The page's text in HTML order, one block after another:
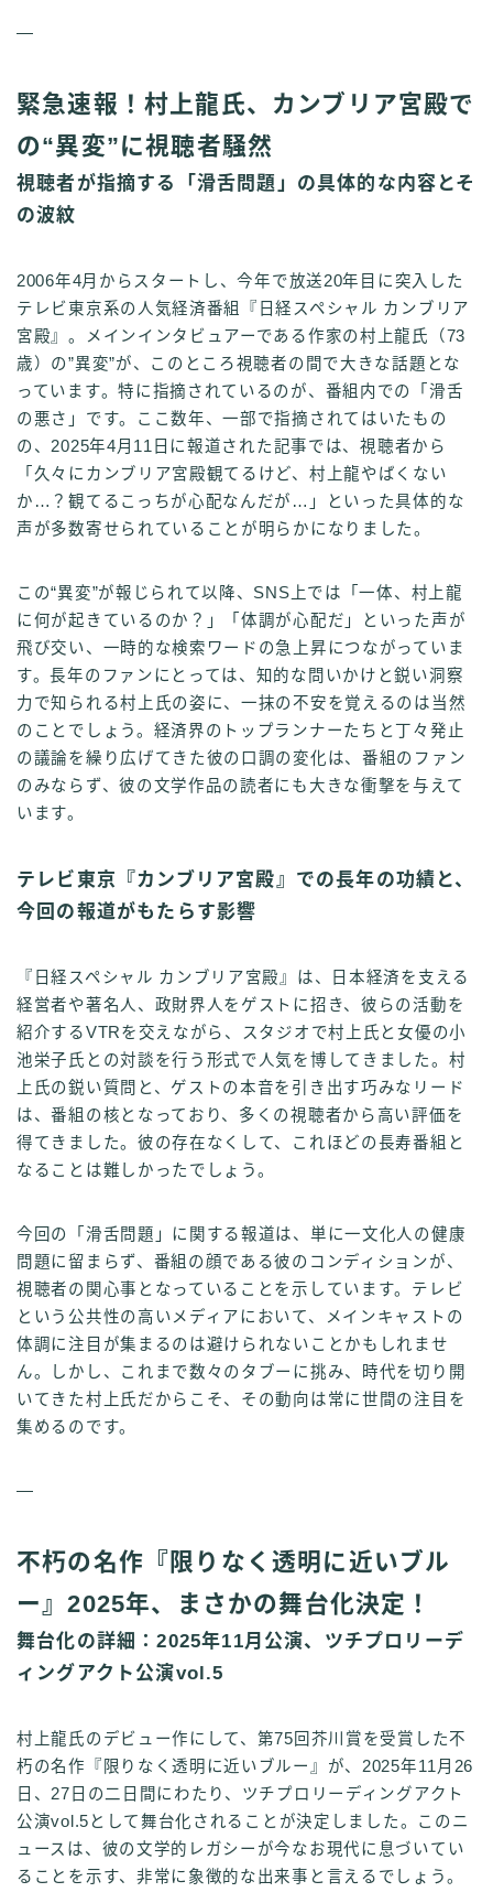
—
緊急速報！村上龍氏、カンブリア宮殿で
の“異変”に視聴者騒然
視聴者が指摘する「滑舌問題」の具体的な内容とそ
の波紋
2006年4月からスタートし、今年で放送20年目に突入した
テレビ東京系の人気経済番組『日経スペシャル カンブリア
宮殿』。メインインタビュアーである作家の村上龍氏（73
歳）の”異変”が、このところ視聴者の間で大きな話題とな
っています。特に指摘されているのが、番組内での「滑舌
の悪さ」です。ここ数年、一部で指摘されてはいたもの
の、2025年4月11日に報道された記事では、視聴者から
「久々にカンブリア宮殿観てるけど、村上龍やばくない
か…？観てるこっちが心配なんだが…」といった具体的な
声が多数寄せられていることが明らかになりました。
この“異変”が報じられて以降、SNS上では「一体、村上龍
に何が起きているのか？」「体調が心配だ」といった声が
飛び交い、一時的な検索ワードの急上昇につながっていま
す。長年のファンにとっては、知的な問いかけと鋭い洞察
力で知られる村上氏の姿に、一抹の不安を覚えるのは当然
のことでしょう。経済界のトップランナーたちと丁々発止
の議論を繰り広げてきた彼の口調の変化は、番組のファン
のみならず、彼の文学作品の読者にも大きな衝撃を与えて
います。
テレビ東京『カンブリア宮殿』での長年の功績と、
今回の報道がもたらす影響
『日経スペシャル カンブリア宮殿』は、日本経済を支える
経営者や著名人、政財界人をゲストに招き、彼らの活動を
紹介するVTRを交えながら、スタジオで村上氏と女優の小
池栄子氏との対談を行う形式で人気を博してきました。村
上氏の鋭い質問と、ゲストの本音を引き出す巧みなリード
は、番組の核となっており、多くの視聴者から高い評価を
得てきました。彼の存在なくして、これほどの長寿番組と
なることは難しかったでしょう。
今回の「滑舌問題」に関する報道は、単に一文化人の健康
問題に留まらず、番組の顔である彼のコンディションが、
視聴者の関心事となっていることを示しています。テレビ
という公共性の高いメディアにおいて、メインキャストの
体調に注目が集まるのは避けられないことかもしれませ
ん。しかし、これまで数々のタブーに挑み、時代を切り開
いてきた村上氏だからこそ、その動向は常に世間の注目を
集めるのです。
—
不朽の名作『限りなく透明に近いブル
ー』2025年、まさかの舞台化決定！
舞台化の詳細：2025年11月公演、ツチプロリーデ
ィングアクト公演vol.5
村上龍氏のデビュー作にして、第75回芥川賞を受賞した不
朽の名作『限りなく透明に近いブルー』が、2025年11月26
日、27日の二日間にわたり、ツチプロリーディングアクト
公演vol.5として舞台化されることが決定しました。このニ
ュースは、彼の文学的レガシーが今なお現代に息づいてい
ることを示す、非常に象徴的な出来事と言えるでしょう。